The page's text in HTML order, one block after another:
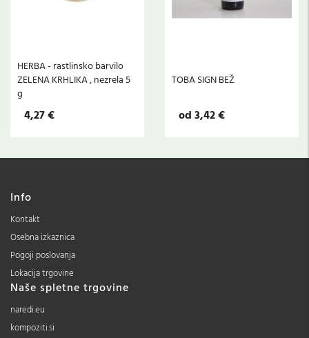
HERBA - rastlinsko barvilo
ZELENA KRHLIKA , nezrela 5
g
4,27 €
TOBA SIGN BEŽ
od 3,42 €
Info
Kontakt
Osebna izkaznica
Pogoji poslovanja
Lokacija trgovine
Naše spletne trgovine
naredi.eu
kompoziti.si